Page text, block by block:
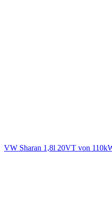
VW Sharan 1,8l 20VT von